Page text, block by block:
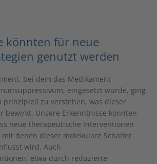
könnten für neue
genutzt werden
bei dem das Medikament
eingesetzt wurde, ging
prinzipiell zu verstehen, was dieser
bewirkt. Unsere Erkenntnisse könnten
neue therapeutische Interventionen
denen dieser molekulare Schalter
wird. Auch
etwa durch reduzierte